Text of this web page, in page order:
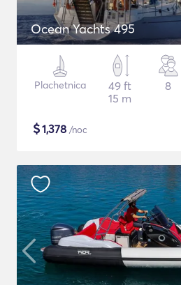
Ocean Yachts 495
Plachetnica
49 ft
15 m
8
$1,378 /noc